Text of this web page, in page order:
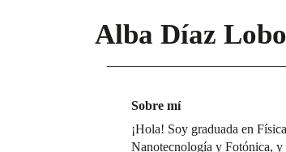
Alba Díaz Lobo
Sobre mí
¡Hola! Soy graduada en
Nanotecnología y Fotónica, y